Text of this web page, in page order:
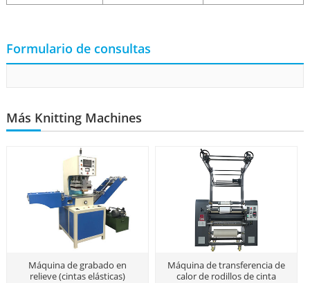
Formulario de consultas
Más Knitting Machines
Máquina de grabado en
relieve (cintas elásticas)
Máquina de transferencia de
calor de rodillos de cinta